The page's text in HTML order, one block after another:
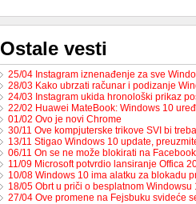
Ostale vesti
25/04 Instagram iznenađenje za sve
28/03 Kako ubrzati računar i podizanje
24/03 Instagram ukida hronološki prikaz
22/02 Huawei MateBook: Windows 10
01/02 Ovo je novi Chrome
30/11 Ove kompjuterske trikove SVI bi
13/11 Stigao Windows 10 update,
06/11 On se ne može blokirati na
11/09 Microsoft potvrdio lansiranje Offica
10/08 Windows 10 ima alatku za blokadu
18/05 Obrt u priči o besplatnom Windowsu
27/04 Ove promene na Fejsbuku svideće